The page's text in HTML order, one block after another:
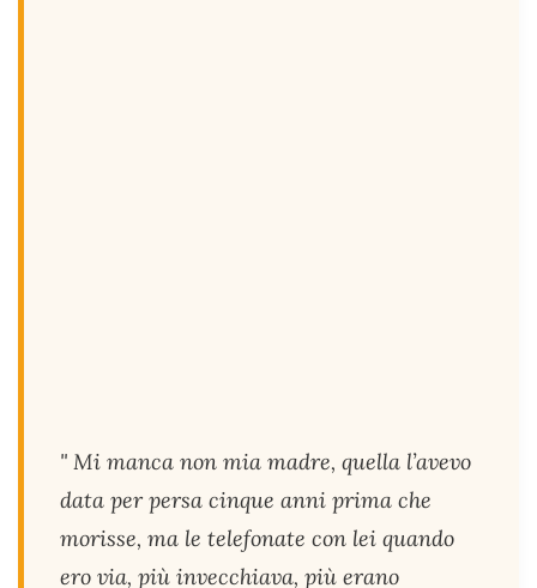
" Mi manca non mia madre, quella l’avevo
data per persa cinque anni prima che
morisse, ma le telefonate con lei quando
ero via, più invecchiava, più erano